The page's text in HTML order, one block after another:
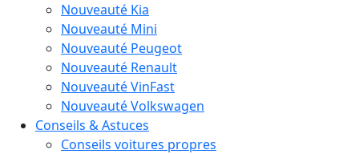
Nouveauté Kia
Nouveauté Mini
Nouveauté Peugeot
Nouveauté Renault
Nouveauté VinFast
Nouveauté Volkswagen
Conseils & Astuces
Conseils voitures propres